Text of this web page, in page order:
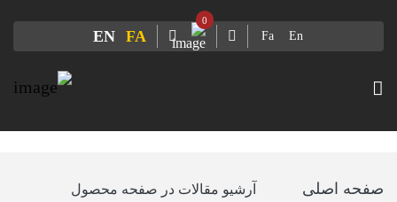
Fa En
0
FA
EN
صفحه اصلی آرشیو مقالات در صفحه محصول